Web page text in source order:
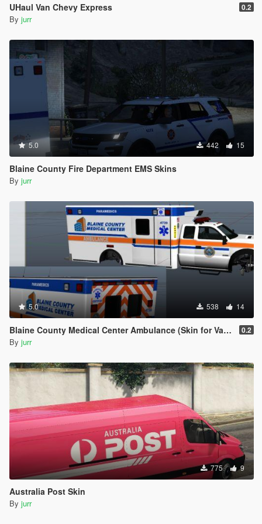
UHaul Van Chevy Express 0.2
By jurr
5.0 442 15
Blaine County Fire Department EMS Skins
By jurr
5.0 538 14
Blaine County Medical Center Ambulance (Skin for Vapid V450) 0.2
By jurr
775 9
Australia Post Skin
By jurr